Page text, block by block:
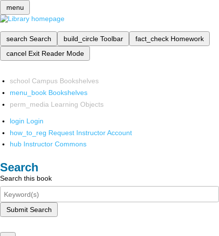
menu
search Search build_circle Toolbar fact_check Homework
cancel Exit Reader Mode
school Campus Bookshelves
menu_book Bookshelves
perm_media Learning Objects
login Login
how_to_reg Request Instructor Account
hub Instructor Commons
Search
Search this book
Submit Search